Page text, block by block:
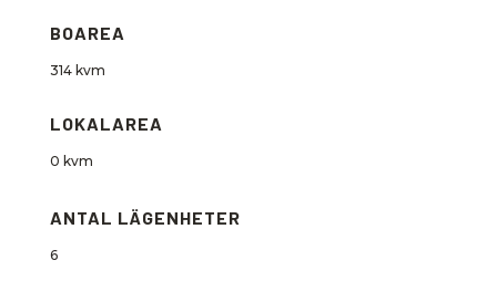
BOAREA
314 kvm
LOKALAREA
0 kvm
ANTAL LÄGENHETER
6